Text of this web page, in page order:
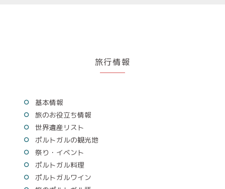
旅行情報
基本情報
旅のお役立ち情報
世界遺産リスト
ポルトガルの観光地
祭り・イベント
ポルトガル料理
ポルトガルワイン